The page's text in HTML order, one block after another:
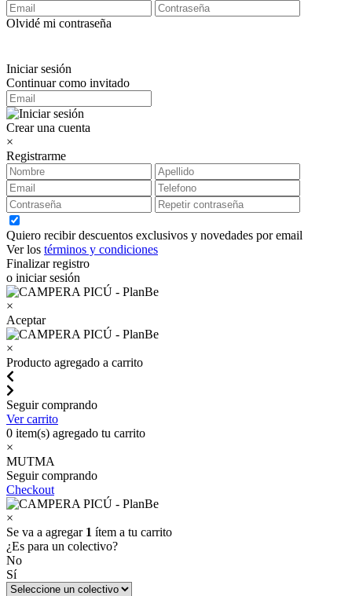
Olvidé mi contraseña
Iniciar sesión
Continuar como invitado
Crear una cuenta
×
Registrarme
Quiero recibir descuentos exclusivos y novedades por email
Ver los términos y condiciones
Finalizar registro
o iniciar sesión
×
Aceptar
×
Producto agregado a carrito
Seguir comprando
Ver carrito
0 item(s) agregado tu carrito
×
MUTMA
Seguir comprando
Checkout
×
Se va a agregar 1 ítem a tu carrito
¿Es para un colectivo?
No
Sí